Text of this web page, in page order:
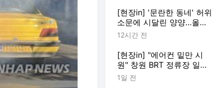
[현장in] '문란한 동네' 허위
소문에 시달린 양양…올여
름 피서객 급증
12시간 전
[현장in] "에어컨 밑만 시
원" 창원 BRT 정류장 일부
이용객 볼멘소리
1일 전